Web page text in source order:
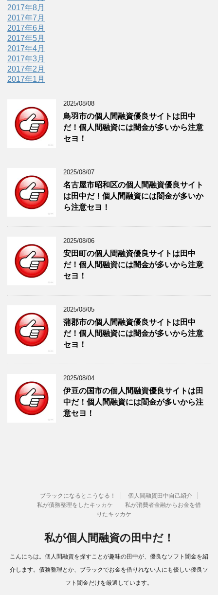
2017年8月
2017年7月
2017年6月
2017年5月
2017年4月
2017年3月
2017年2月
2017年1月
2025/08/08
鳥羽市の個人間融資優良サイトは田中
だ！個人間融資には闇金が多いから注意
セヨ！
2025/08/07
名古屋市昭和区の個人間融資優良サイト
は田中だ！個人間融資には闇金が多いか
ら注意セヨ！
2025/08/06
安田町の個人間融資優良サイトは田中
だ！個人間融資には闇金が多いから注意
セヨ！
2025/08/05
蒲郡市の個人間融資優良サイトは田中
だ！個人間融資には闇金が多いから注意
セヨ！
2025/08/04
伊豆の国市の個人間融資優良サイトは田
中だ！個人間融資には闇金が多いから注
意セヨ！
ブラックになるとこうなる！
個人間融資田中自己紹介
私が債務整理をしたキッカケ
私が消費者金融からお金を借
りたキッカケ
私が個人間融資の田中だ！
こんにちは。個人間融資を探すことが趣味の田中が、優良なソフト闇金を紹
介します。債務整理とか、ブラックでお金を借りれない人にも優しい優良ソ
フト闇金だけを厳選しています。